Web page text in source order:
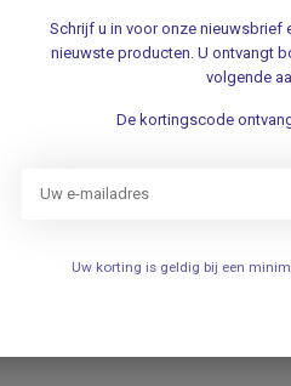
Schrijf u in voor onze nieuwsbrief
nieuwste producten. U ontvangt
volgende
De kortingscode
Uw korting is geldig bij een